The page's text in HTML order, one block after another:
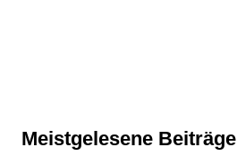
Meistgelesene Beiträge